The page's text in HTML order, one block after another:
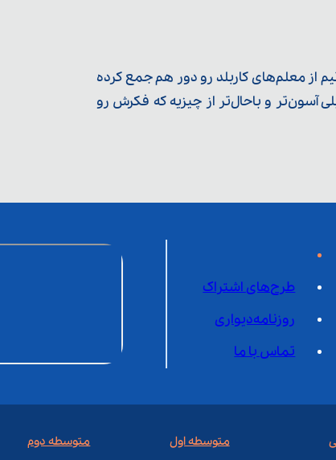
از معلم‌‌های کاربلد رو دور هم جمع کرده
آسون‌تر و باحال‌تر از چیزیه که فکرش رو
طرح‌های اشتراک
روزنامه‌دیواری
تماس با ما
متوسطه اول متوسطه دوم